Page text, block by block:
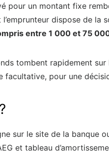
un montant fixe
dispose de la
entre 1 000 et 75
tombent rapidement
facultative, pour une
sur le site de la banque
et tableau